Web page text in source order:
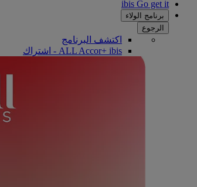
ibis Go get it
برنامج الولاء
الرجوع
اكتشف البرنامج
ALL Accor+ ibis - اشتراك